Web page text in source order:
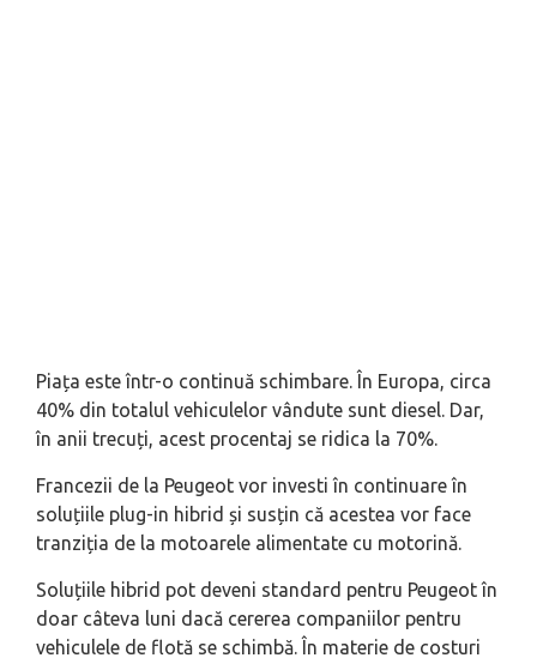
Piața este într-o continuă schimbare. În Europa, circa
40% din totalul vehiculelor vândute sunt diesel. Dar,
în anii trecuți, acest procentaj se ridica la 70%.
Francezii de la Peugeot vor investi în continuare în
soluțiile plug-in hibrid și susțin că acestea vor face
tranziția de la motoarele alimentate cu motorină.
Soluțiile hibrid pot deveni standard pentru Peugeot în
doar câteva luni dacă cererea companiilor pentru
vehiculele de flotă se schimbă. În materie de costuri